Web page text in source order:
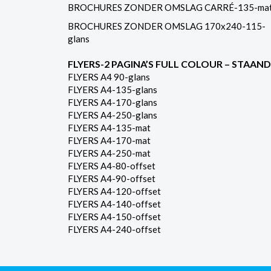
BROCHURES ZONDER OMSLAG CARRÉ-135-
BROCHURES ZONDER OMSLAG 170x240-115-
glans
FLYERS-2 PAGINA’S FULL COLOUR – STAAND
FLYERS A4 90-glans
FLYERS A4-135-glans
FLYERS A4-170-glans
FLYERS A4-250-glans
FLYERS A4-135-mat
FLYERS A4-170-mat
FLYERS A4-250-mat
FLYERS A4-80-offset
FLYERS A4-90-offset
FLYERS A4-120-offset
FLYERS A4-140-offset
FLYERS A4-150-offset
FLYERS A4-240-offset